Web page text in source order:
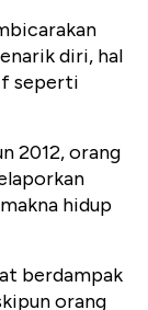
diri, hal
seperti
2012, orang
hidup
berdampak
orang